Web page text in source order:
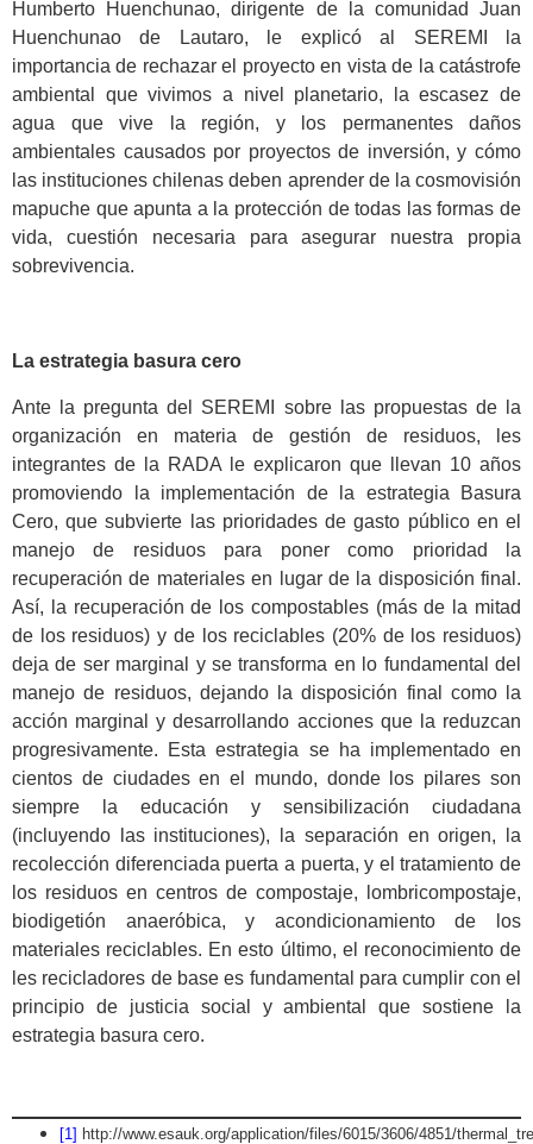
Humberto Huenchunao, dirigente de la comunidad Juan
Huenchunao de Lautaro, le explicó al SEREMI la
importancia de rechazar el proyecto en vista de la catástrofe
ambiental que vivimos a nivel planetario, la escasez de
agua que vive la región, y los permanentes daños
ambientales causados por proyectos de inversión, y cómo
las instituciones chilenas deben aprender de la cosmovisión
mapuche que apunta a la protección de todas las formas de
vida, cuestión necesaria para asegurar nuestra propia
sobrevivencia.
La estrategia basura cero
Ante la pregunta del SEREMI sobre las propuestas de la
organización en materia de gestión de residuos, les
integrantes de la RADA le explicaron que llevan 10 años
promoviendo la implementación de la estrategia Basura
Cero, que subvierte las prioridades de gasto público en el
manejo de residuos para poner como prioridad la
recuperación de materiales en lugar de la disposición final.
Así, la recuperación de los compostables (más de la mitad
de los residuos) y de los reciclables (20% de los residuos)
deja de ser marginal y se transforma en lo fundamental del
manejo de residuos, dejando la disposición final como la
acción marginal y desarrollando acciones que la reduzcan
progresivamente. Esta estrategia se ha implementado en
cientos de ciudades en el mundo, donde los pilares son
siempre la educación y sensibilización ciudadana
(incluyendo las instituciones), la separación en origen, la
recolección diferenciada puerta a puerta, y el tratamiento de
los residuos en centros de compostaje, lombricompostaje,
biodigetión anaeróbica, y acondicionamiento de los
materiales reciclables. En esto último, el reconocimiento de
les recicladores de base es fundamental para cumplir con el
principio de justicia social y ambiental que sostiene la
estrategia basura cero.
[1] http://www.esauk.org/application/files/6015/3606/4851/